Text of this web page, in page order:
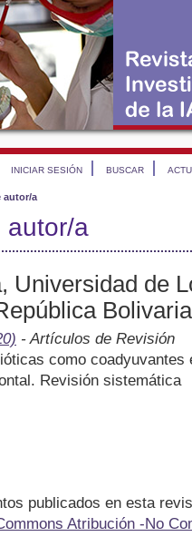
INICIAR SESIÓN BUSCAR
autor/a
autor/a
Universidad de
- Artículos de Revisión
como coadyuvantes
Revisión sistemática
publicados en esta
Atribución -No